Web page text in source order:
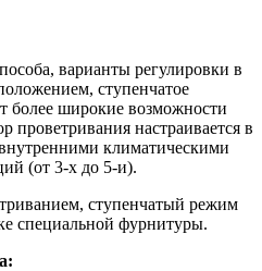
варианты регулировки в
ступенчатое
более широкие возможности
проветривания настраивается в
климатическими
(от 3-х до 5-и).
ступенчатый режим
специальной фурнитуры.